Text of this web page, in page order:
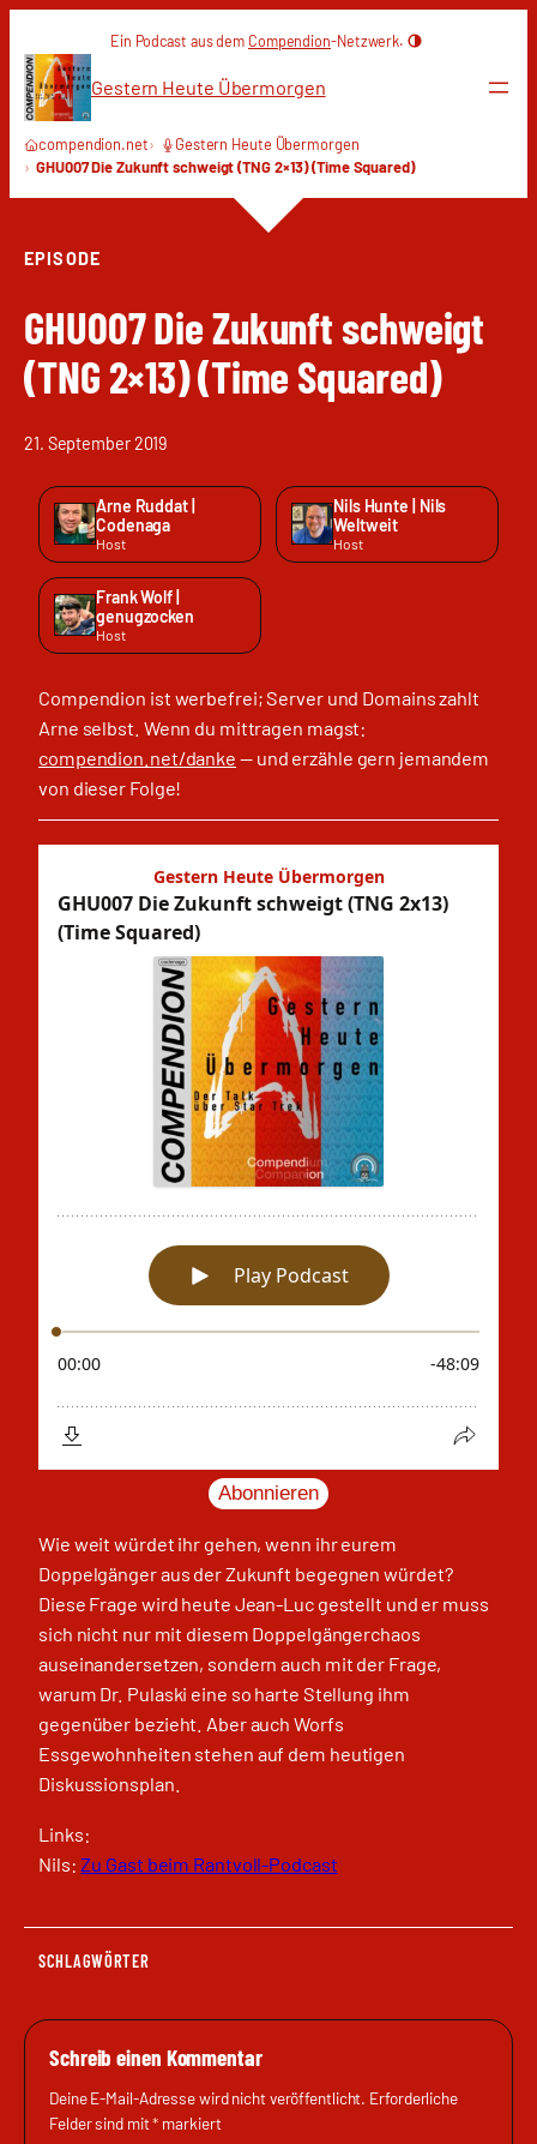
Inhalt
springen
Ein Podcast aus dem Compendion-Netzwerk.
Gestern Heute Übermorgen
compendion.net
Gestern Heute Übermorgen
GHU007 Die Zukunft schweigt (TNG 2×13) (Time Squared)
EPISODE
GHU007 Die Zukunft schweigt
(TNG 2×13) (Time Squared)
21. September 2019
Arne Ruddat |
Codenaga
Host
Nils Hunte | Nils
Weltweit
Host
Frank Wolf |
genugzocken
Host
Compendion ist werbefrei; Server und Domains zahlt
Arne selbst. Wenn du mittragen magst:
compendion.net/danke — und erzähle gern jemandem
von dieser Folge!
Abonnieren
Wie weit würdet ihr gehen, wenn ihr eurem
Doppelgänger aus der Zukunft begegnen würdet?
Diese Frage wird heute Jean-Luc gestellt und er muss
sich nicht nur mit diesem Doppelgängerchaos
auseinandersetzen, sondern auch mit der Frage,
warum Dr. Pulaski eine so harte Stellung ihm
gegenüber bezieht. Aber auch Worfs
Essgewohnheiten stehen auf dem heutigen
Diskussionsplan.
Links:
Nils:Zu Gast beim Rantvoll-Podcast
SCHLAGWÖRTER
Schreib einen Kommentar
Deine E-Mail-Adresse wird nicht veröffentlicht. Erforderliche
Felder sind mit* markiert